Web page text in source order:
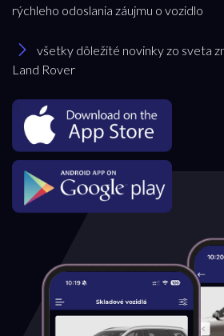
rýchleho odoslania záujmu o vozidlo
všetky dôležité novinky zo sveta
Land Rover